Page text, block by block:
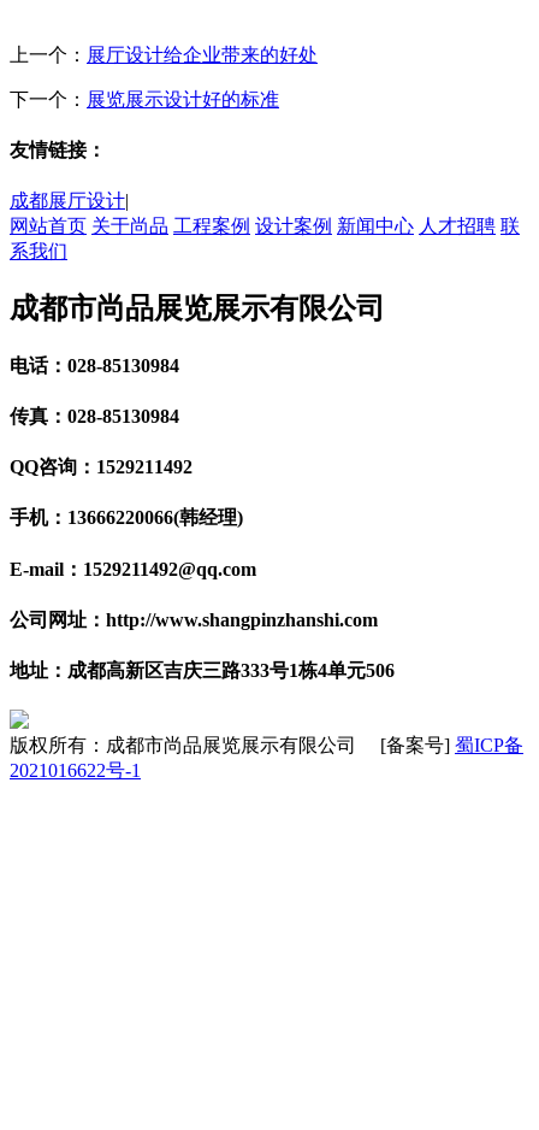
上一个： 展厅设计给企业带来的好处
下一个： 展览展示设计好的标准
友情链接：
成都展厅设计|
网站首页 关于尚品 工程案例 设计案例 新闻中心 人才招聘 联
系我们
成都市尚品展览展示有限公司
电话：028-85130984
传真：028-85130984
QQ咨询：1529211492
手机：13666220066(韩经理)
E-mail：1529211492@qq.com
公司网址：http://www.shangpinzhanshi.com
地址：成都高新区吉庆三路333号1栋4单元506
版权所有：成都市尚品展览展示有限公司 [备案号] 蜀ICP备
2021016622号-1